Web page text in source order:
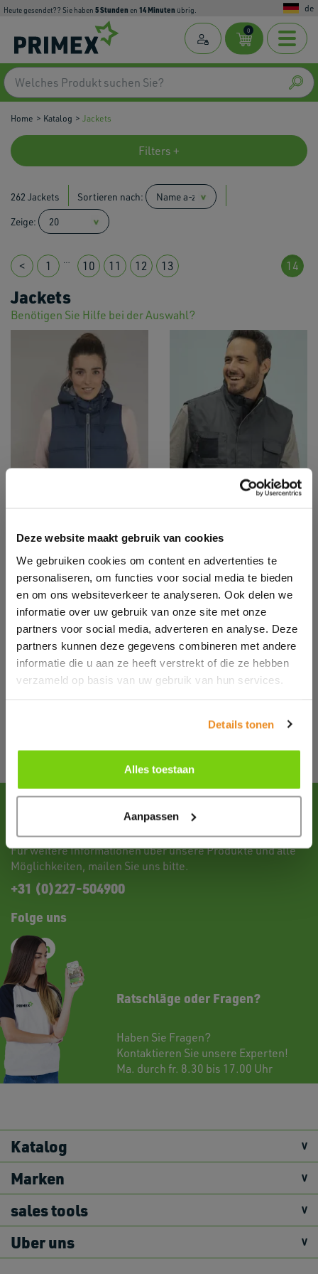
Deze website maakt gebruik van cookies
We gebruiken cookies om content en advertenties te
personaliseren, om functies voor social media te bieden
en om ons websiteverkeer te analyseren. Ook delen we
informatie over uw gebruik van onze site met onze
partners voor social media, adverteren en analyse. Deze
partners kunnen deze gegevens combineren met andere
informatie die u aan ze heeft verstrekt of die ze hebben
verzameld op basis van uw gebruik van hun services.
Details tonen
Alles toestaan
Aanpassen
Heute gesendet?? Sie haben 5Stunden en 14Minuten übrig. de
0
Home Katalog Jackets
Filters +
262 Jackets Sortieren nach:
Zeige:
< 1 … 10 11 12 13 14
Jackets
Benötigen Sie Hilfe bei der Auswahl?
PK362
ZEPHYR WOMEN
PK350
ÉVASION
…
Für weitere Informationen über unsere Produkte und alle
Möglichkeiten, mailen Sie uns bitte.
+31 (0)227-504900
Folge uns
Ratschläge oder Fragen?
Haben Sie Fragen?
Kontaktieren Sie unsere Experten!
Ma. durch fr. 8.30 bis 17.00 Uhr
Katalog
Marken
sales tools
Uber uns